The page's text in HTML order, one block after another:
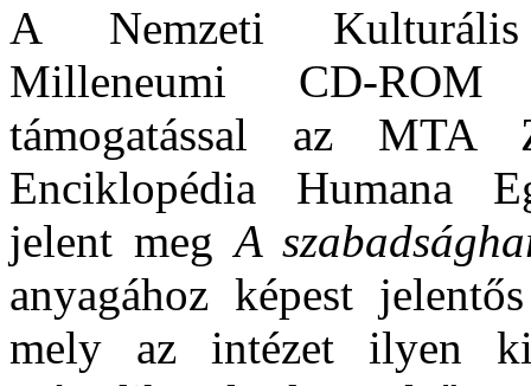
A Nemzeti Kulturális
Milleneumi CD-
támogatással az MTA
Enciklopédia Humana
jelent meg A
anyagához képest
mely az intézet ilyen